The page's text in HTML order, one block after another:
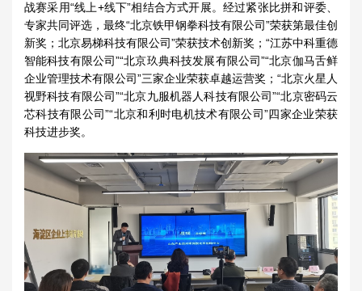
战赛采用“线上+线下”相结合方式开展。经过紧张比拼和评委、
专家共同评选，最终“北京铁甲钢拳科技有限公司”荣获第最佳创
新奖；北京易梯科技有限公司”荣获技术创新奖；“江苏中科重德
智能科技有限公司”“北京玖典科技发展有限公司”“北京伽马舌鲜
企业管理技术有限公司”三家企业荣获卓越运营奖；“北京火星人
视野科技有限公司”“北京九服机器人科技有限公司”“北京密码云
芯科技有限公司”“北京和利时电机技术有限公司”四家企业荣获
科技进步奖。